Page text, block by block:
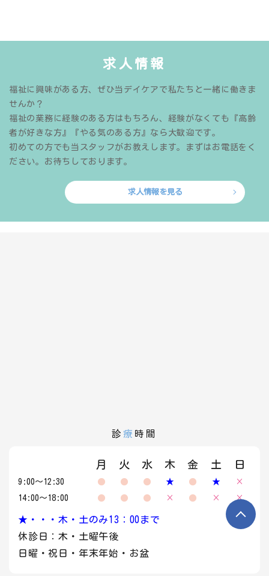
求人情報
福祉に興味がある方、ぜひ当デイケアで私たちと一緒に働きま
せんか？
福祉の業務に経験のある方はもちろん、経験がなくても『高齢
者が好きな方』『やる気のある方』なら大歓迎です。
初めての方でも当スタッフがお教えします。まずはお電話をく
ださい。お待ちしております。
求人情報を見る
診 療 時間
月 火 水 木 金 土 日
9:00～12:30 ● ● ● ★ ● ★
×
14:00～18:00
● ● ● × ● × ×
★・・・木・土のみ13：00まで
休診日：木・土曜午後
日曜・祝日・年末年始・お盆